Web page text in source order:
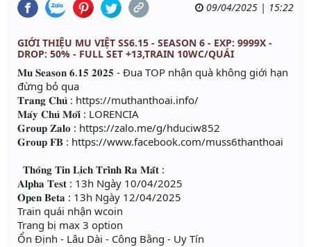
09/04/2025 | 15:22
GIỚI THIỆU MU VIỆT SS6.15 - SEASON 6 - EXP: 9999X -
DROP: 50% - FULL SET +13,TRAIN 10WC/QUÁI
𝐌𝐮 𝐒𝐞𝐚𝐬𝐨𝐧 𝟔.𝟏𝟓 𝟐𝟎𝟐𝟓 - Đua TOP nhận quà không giới hạn
đừng bỏ qua
𝐓𝐫𝐚𝐧𝐠 𝐂𝐡𝐮̉ : https://muthanthoai.info/
𝐌𝐚́𝐲 𝐂𝐡𝐮̉ 𝐌𝐨̛́𝐢 : LORENCIA
𝐆𝐫𝐨𝐮𝐩 𝐙𝐚𝐥𝐨 : https://zalo.me/g/hduciw852
𝐆𝐫𝐨𝐮𝐩 𝐅𝐁 : https://www.facebook.com/muss6thanthoai
𝐓𝐡𝐨̂𝐧𝐠 𝐓𝐢𝐧 𝐋𝐢̣𝐜𝐡 𝐓𝐫𝐢̀𝐧𝐡 𝐑𝐚 𝐌𝐚̆́𝐭 :
𝐀𝐥𝐩𝐡𝐚 𝐓𝐞𝐬𝐭 : 13h Ngày 10/04/2025
𝐎𝐩𝐞𝐧 𝐁𝐞𝐭𝐚 : 13h Ngày 12/04/2025
Train quái nhận wcoin
Trang bị max 3 option
Ổn Định - Lâu Dài - Công Bằng - Uy Tín